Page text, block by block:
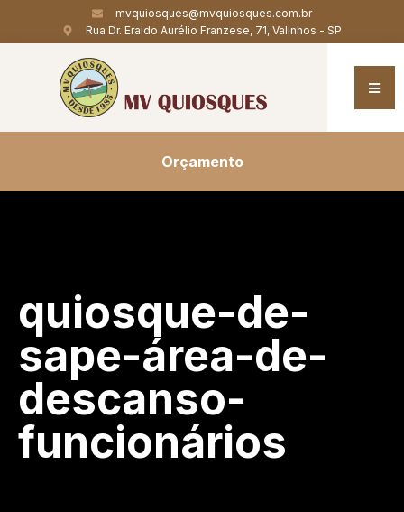
mvquiosques@mvquiosques.com.br
Rua Dr. Eraldo Aurélio Franzese, 71, Valinhos - SP
Orçamento
quiosque-de-
sape-área-de-
descanso-
funcionários